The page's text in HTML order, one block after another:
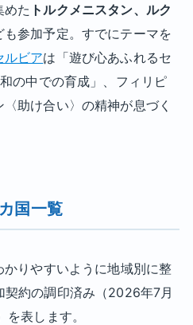
めた トルクメニスタン、ルク
も参加予定。すでにテーマを
ルビアは「遊び心あふれるセ
の中での育成」、フィリピ
助け合い〉の精神が息づく
国一覧
りやすいように地域別に整
契約の調印済み（2026年7月
表します。